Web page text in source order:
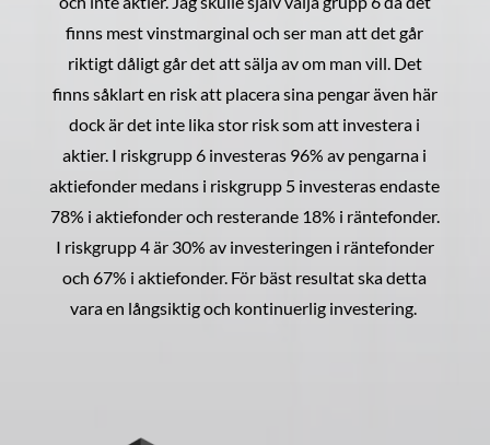
finns mest vinstmarginal och ser man att det går
riktigt dåligt går det att sälja av om man vill. Det
finns såklart en risk att placera sina pengar även här
dock är det inte lika stor risk som att investera i
aktier. I riskgrupp 6 investeras 96% av pengarna i
aktiefonder medans i riskgrupp 5 investeras endaste
78% i aktiefonder och resterande 18% i räntefonder.
I riskgrupp 4 är 30% av investeringen i räntefonder
och 67% i aktiefonder. För bäst resultat ska detta
vara en långsiktig och kontinuerlig investering.